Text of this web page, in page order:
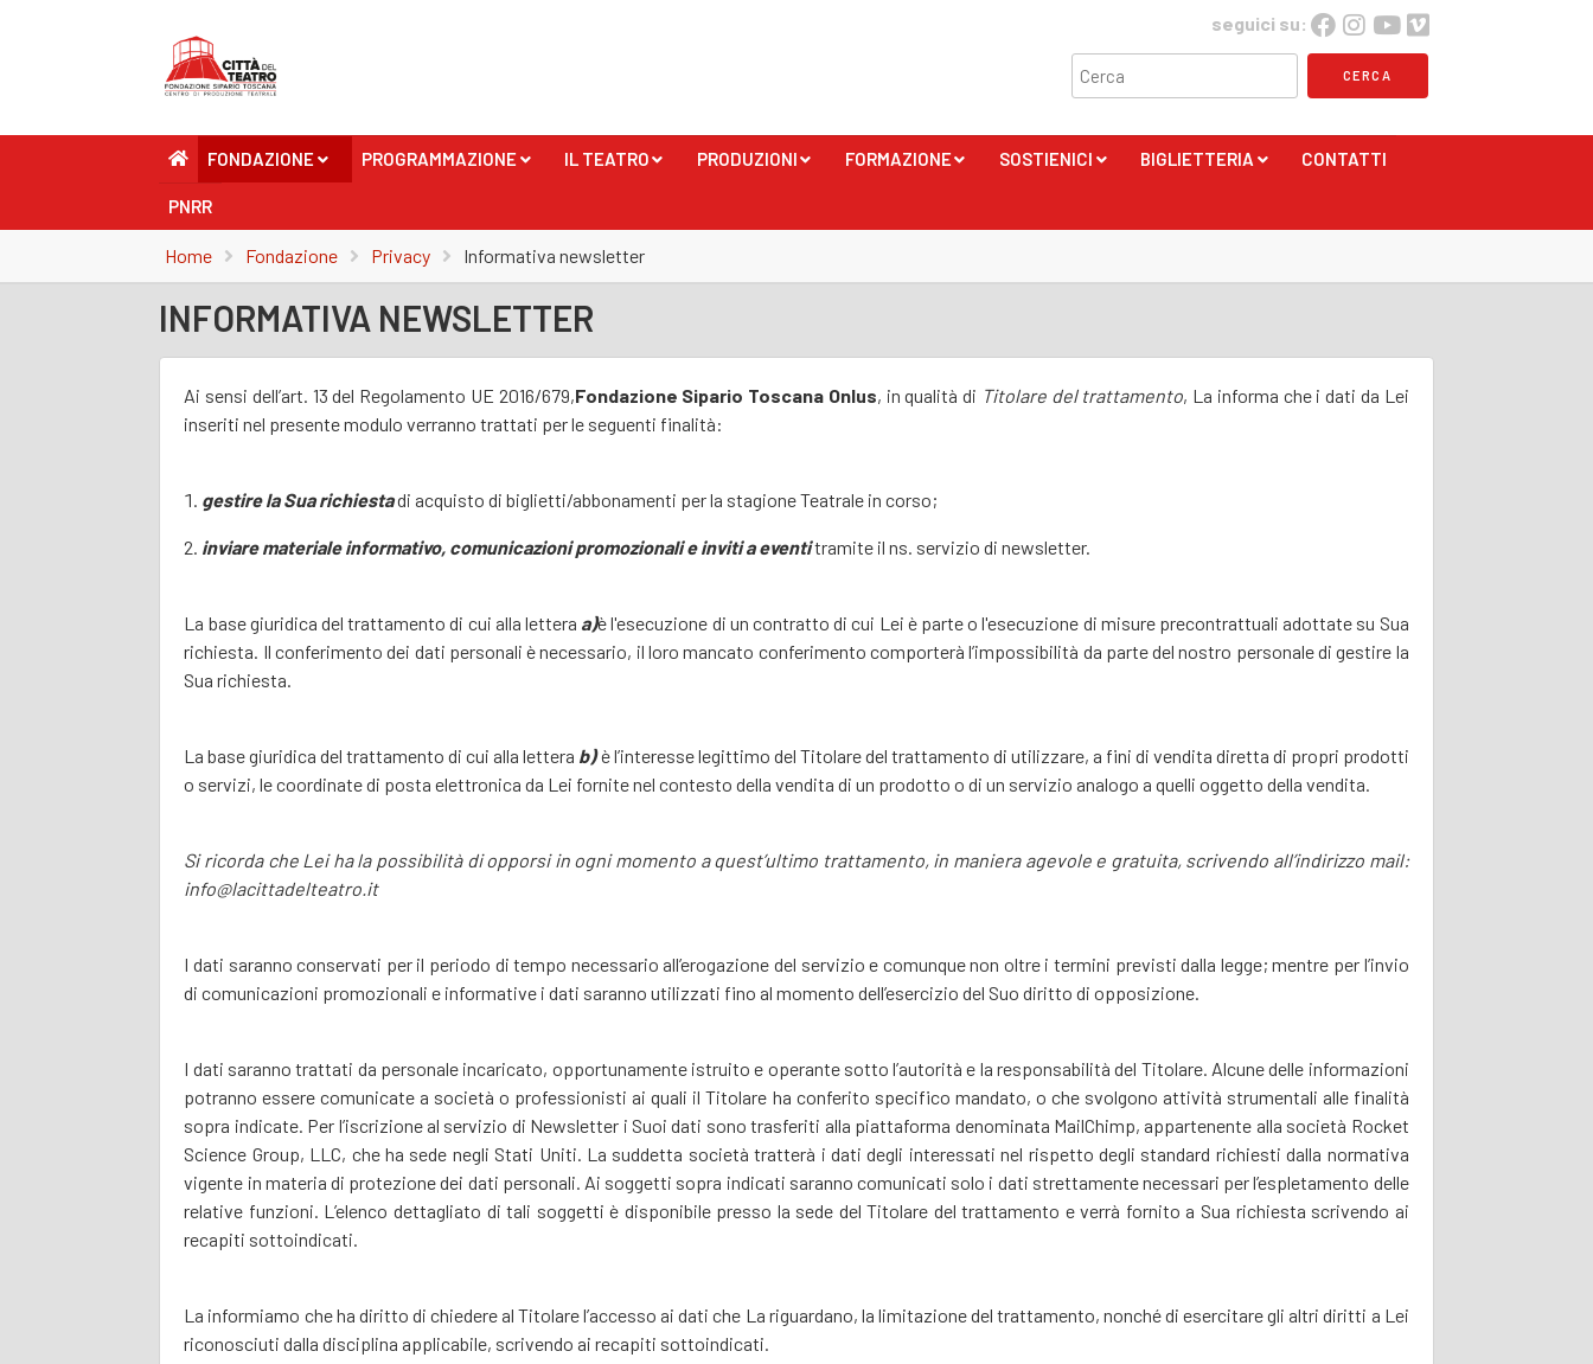
seguici su:
+
FONDAZIONE PROGRAMMAZIONE IL TEATRO PRODUZIONI FORMAZIONE SOSTIENICI BIGLIETTERIA CONTATTI
PNRR
Home Fondazione Privacy Informativa newsletter
INFORMATIVA NEWSLETTER
Ai sensi dell’art. 13 del Regolamento UE 2016/679,Fondazione Sipario Toscana Onlus, in qualità di Titolare del trattamento, La informa che i dati da Lei
inseriti nel presente modulo verranno trattati per le seguenti finalità:
gestire la Sua richiestadi acquisto di biglietti/abbonamenti per la stagione Teatrale in corso;
inviare materiale informativo, comunicazioni promozionali e inviti a eventitramite il ns. servizio di newsletter.
La base giuridica del trattamento di cui alla lettera a)è l'esecuzione di un contratto di cui Lei è parte o l'esecuzione di misure precontrattuali adottate su Sua
richiesta. Il conferimento dei dati personali è necessario, il loro mancato conferimento comporterà l’impossibilità da parte del nostro personale di gestire la
Sua richiesta.
La base giuridica del trattamento di cui alla lettera b)è l’interesse legittimo del Titolare del trattamento di utilizzare, a fini di vendita diretta di propri prodotti
o servizi, le coordinate di posta elettronica da Lei fornite nel contesto della vendita di un prodotto o di un servizio analogo a quelli oggetto della vendita.
Si ricorda che Lei ha la possibilità di opporsi in ogni momento a quest’ultimo trattamento, in maniera agevole e gratuita, scrivendo all’indirizzo mail:
info@lacittadelteatro.it
I dati saranno conservati per il periodo di tempo necessario all’erogazione del servizio e comunque non oltre i termini previsti dalla legge; mentre per l’invio
di comunicazioni promozionali e informative i dati saranno utilizzati fino al momento dell’esercizio del Suo diritto di opposizione.
I dati saranno trattati da personale incaricato, opportunamente istruito e operante sotto l’autorità e la responsabilità del Titolare. Alcune delle informazioni
potranno essere comunicate a società o professionisti ai quali il Titolare ha conferito specifico mandato, o che svolgono attività strumentali alle finalità
sopra indicate. Per l’iscrizione al servizio di Newsletter i Suoi dati sono trasferiti alla piattaforma denominata MailChimp, appartenente alla società Rocket
Science Group, LLC, che ha sede negli Stati Uniti. La suddetta società tratterà i dati degli interessati nel rispetto degli standard richiesti dalla normativa
vigente in materia di protezione dei dati personali. Ai soggetti sopra indicati saranno comunicati solo i dati strettamente necessari per l’espletamento delle
relative funzioni. L’elenco dettagliato di tali soggetti è disponibile presso la sede del Titolare del trattamento e verrà fornito a Sua richiesta scrivendo ai
recapiti sottoindicati.
La informiamo che ha diritto di chiedere al Titolare l’accesso ai dati che La riguardano, la limitazione del trattamento, nonché di esercitare gli altri diritti a Lei
riconosciuti dalla disciplina applicabile, scrivendo ai recapiti sottoindicati.